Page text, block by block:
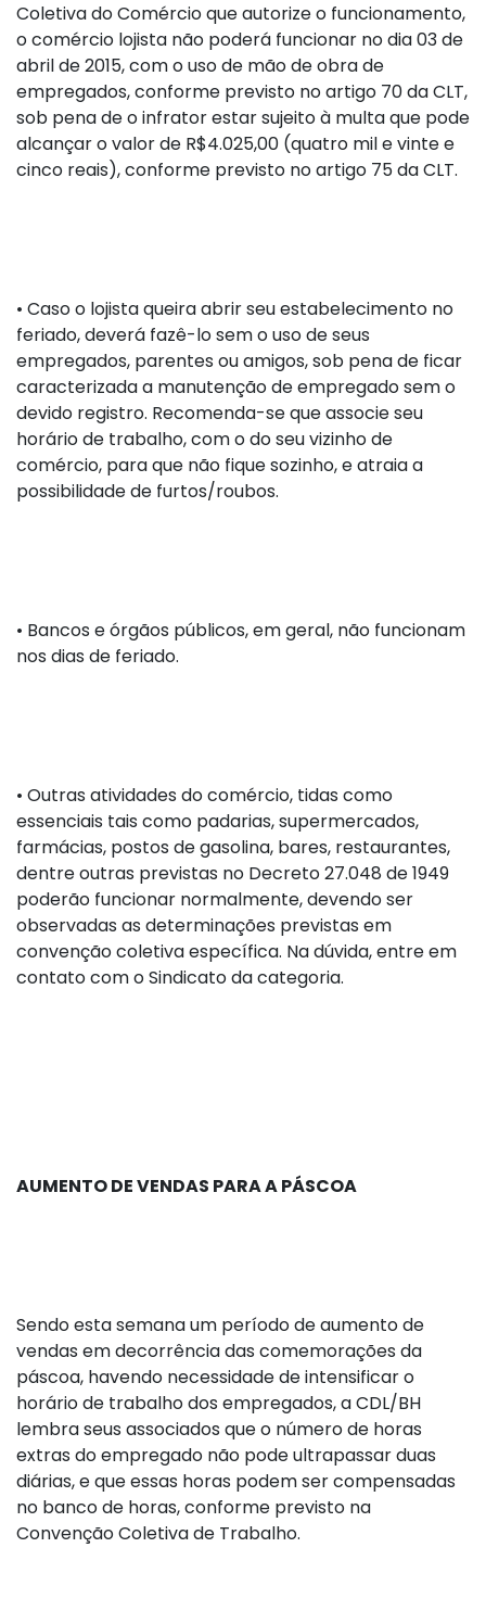
Coletiva do Comércio que autorize o funcionamento,
o comércio lojista não poderá funcionar no dia 03 de
abril de 2015, com o uso de mão de obra de
empregados, conforme previsto no artigo 70 da CLT,
sob pena de o infrator estar sujeito à multa que pode
alcançar o valor de R$4.025,00 (quatro mil e vinte e
cinco reais), conforme previsto no artigo 75 da CLT.
• Caso o lojista queira abrir seu estabelecimento no
feriado, deverá fazê-lo sem o uso de seus
empregados, parentes ou amigos, sob pena de ficar
caracterizada a manutenção de empregado sem o
devido registro. Recomenda-se que associe seu
horário de trabalho, com o do seu vizinho de
comércio, para que não fique sozinho, e atraia a
possibilidade de furtos/roubos.
• Bancos e órgãos públicos, em geral, não funcionam
nos dias de feriado.
• Outras atividades do comércio, tidas como
essenciais tais como padarias, supermercados,
farmácias, postos de gasolina, bares, restaurantes,
dentre outras previstas no Decreto 27.048 de 1949
poderão funcionar normalmente, devendo ser
observadas as determinações previstas em
convenção coletiva específica. Na dúvida, entre em
contato com o Sindicato da categoria.
AUMENTO DE VENDAS PARA A PÁSCOA
Sendo esta semana um período de aumento de
vendas em decorrência das comemorações da
páscoa, havendo necessidade de intensificar o
horário de trabalho dos empregados, a CDL/BH
lembra seus associados que o número de horas
extras do empregado não pode ultrapassar duas
diárias, e que essas horas podem ser compensadas
no banco de horas, conforme previsto na
Convenção Coletiva de Trabalho.